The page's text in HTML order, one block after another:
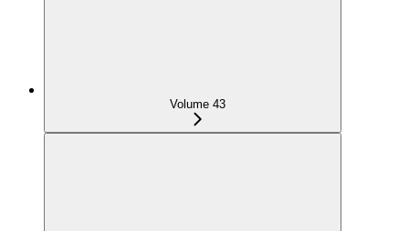
Volume 43